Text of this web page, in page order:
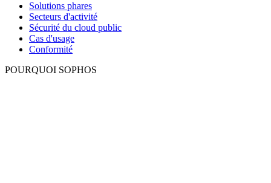
Solutions phares
Secteurs d'activité
Sécurité du cloud public
Cas d'usage
Conformité
POURQUOI SOPHOS